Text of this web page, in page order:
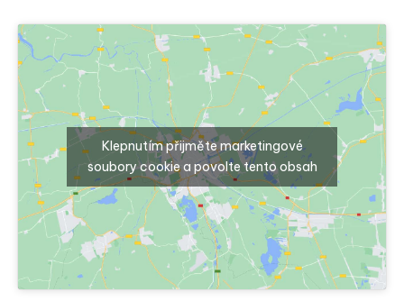
Klepnutím přijměte marketingové
soubory cookie a povolte tento obsah